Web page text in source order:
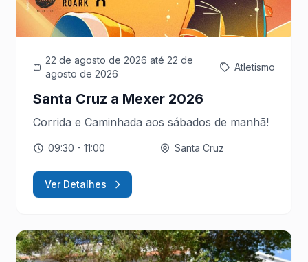
22 de agosto de 2026 até 22 de
agosto de 2026
Atletismo
Santa Cruz a Mexer 2026
Corrida e Caminhada aos sábados de manhã!
09:30 - 11:00 Santa Cruz
Ver Detalhes